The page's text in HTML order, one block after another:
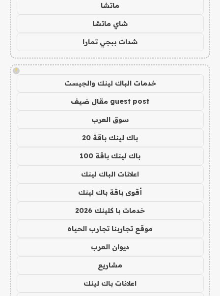
ماتشا
شاي ماتشا
شدات ببجي تمارا
!
خدمات الباك لينك والجيست
guest post مقال ضيف
سوق العرب
باك لينك باقة 20
باك لينك باقة 100
اعلانات الباك لينك
أقوى باقة باك لينك
خدمات با كلينك 2026
موقع تجاربنا تجارب الحياه
ديوان العرب
مشاريع
اعلانات باك لينك